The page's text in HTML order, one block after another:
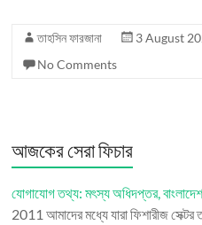
তাহসিন ফারজানা 3 August
No Comments
আজকের সেরা ফিচার
যোগাযোগ তথ্য: মৎস্য অধিদপ্তর,
2011 আমাদের মধ্যে যারা ফিশারীজ